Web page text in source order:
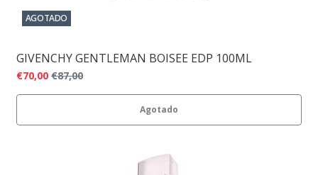
AGOTADO
GIVENCHY GENTLEMAN BOISEE EDP 100ML
€70,00 €87,00
Agotado